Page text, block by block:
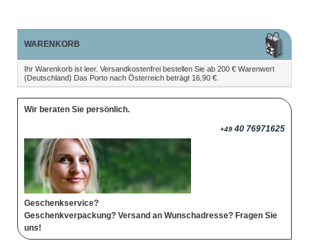
WARENKORB
Ihr Warenkorb ist leer. Versandkostenfrei bestellen Sie ab 200 € Warenwert
(Deutschland) Das Porto nach Österreich beträgt 16,90 €.
Wir beraten Sie persönlich.
+49 40 76971625
Geschenkservice?
Geschenkverpackung? Versand an Wunschadresse? Fragen Sie
uns!